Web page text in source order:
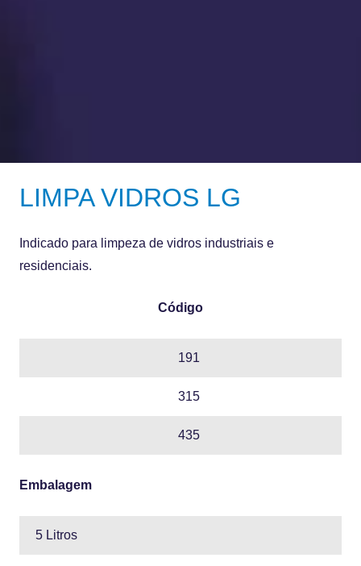
LIMPA VIDROS LG
Indicado para limpeza de vidros industriais e
residenciais.
Código
191
315
435
Embalagem
5 Litros